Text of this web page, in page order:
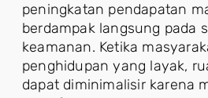
peningkatan pendapatan
berdampak langsung pada
keamanan. Ketika
penghidupan yang layak,
dapat diminimalisir karena